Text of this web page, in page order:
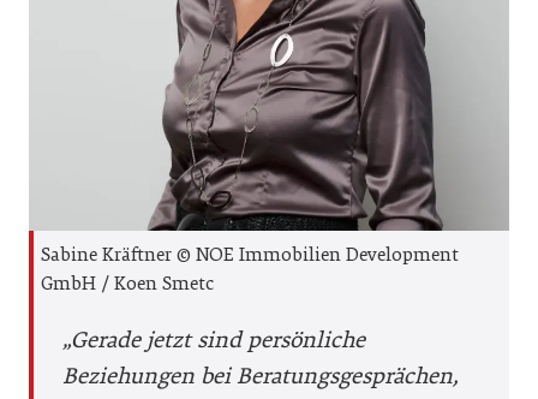
Sabine Kräftner © NOE Immobilien Development
GmbH / Koen Smetc
„Gerade jetzt sind persönliche
Beziehungen bei Beratungsgesprächen,